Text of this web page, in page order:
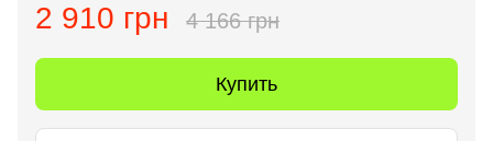
2 910 грн 4 166 грн
Купить